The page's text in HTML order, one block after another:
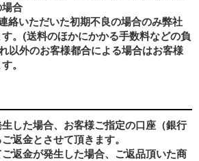
合
絡いただいた初期不良の場合のみ弊社
。(送料のほかにかかる手数料などの負
以外のお客様都合による場合はお客様
。
した場合、お客様ご指定の口座（銀行
返金とさせて頂きます。
返金が発生した場合、ご返品頂いた商